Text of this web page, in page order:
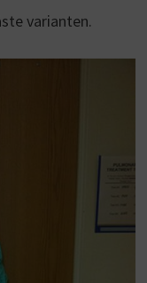
varianten.